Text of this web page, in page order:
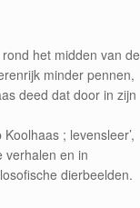
het midden van de
minder pennen,
deed dat door in zijn
; levensleer’,
verhalen en in
dierbeelden.